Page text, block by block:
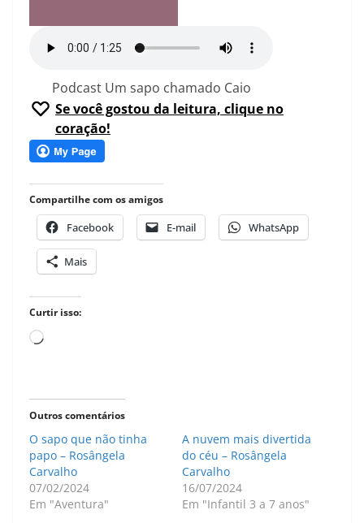
Podcast Um sapo chamado Caio
Se você gostou da leitura, clique no
coração!
Compartilhe com os amigos
Facebook E-mail WhatsApp
Mais
Curtir isso:
Carregando...
Outros comentários
O sapo que não tinha
papo – Rosângela
Carvalho
07/02/2024
Em "Aventura"
A nuvem mais divertida
do céu – Rosângela
Carvalho
16/07/2024
Em "Infantil 3 a 7 anos"